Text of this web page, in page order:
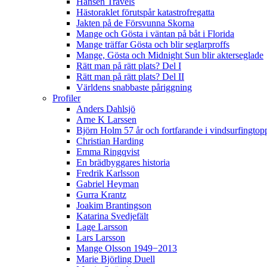
Hästoraklet förutspår katastrofregatta
Jakten på de Försvunna Skorna
Mange och Gösta i väntan på båt i Florida
Mange träffar Gösta och blir seglarproffs
Mange, Gösta och Midnight Sun blir akterseglade
Rätt man på rätt plats? Del I
Rätt man på rätt plats? Del II
Världens snabbaste påriggning
Profiler
Anders Dahlsjö
Arne K Larssen
Björn Holm 57 år och fortfarande i
Christian Harding
Emma Ringqvist
En brädbyggares historia
Fredrik Karlsson
Gabriel Heyman
Gurra Krantz
Joakim Brantingson
Katarina Svedjefält
Lage Larsson
Lars Larsson
Mange Olsson 1949−2013
Marie Björling Duell